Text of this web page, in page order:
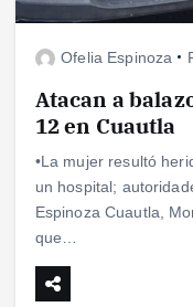
Ofelia Espinoza
Atacan a
12 en Cuautla
•La mujer resultó
un hospital;
Espinoza Cuautla,
que…